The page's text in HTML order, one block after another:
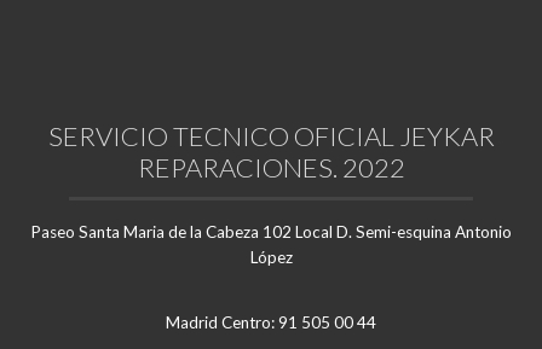
SERVICIO TECNICO OFICIAL JEYKAR
REPARACIONES. 2022
Paseo Santa Maria de la Cabeza 102 Local D. Semi-esquina Antonio
López
Madrid Centro: 91 505 00 44